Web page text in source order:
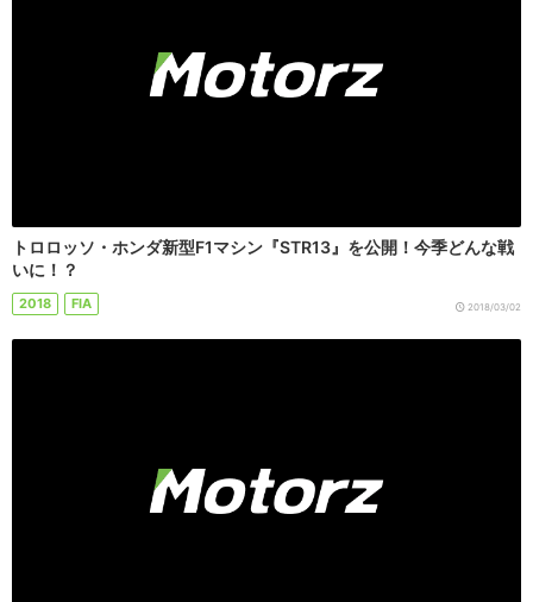
トロロッソ・ホンダ新型F1マシン『STR13』を公開！今季どんな戦
いに！？
2018 FIA 2018/03/02